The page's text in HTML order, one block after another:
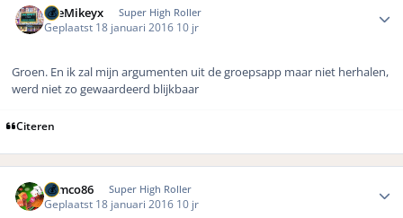
TheMikeyx Super High Roller
Geplaatst 18 januari 2016 10 jr
Groen. En ik zal mijn argumenten uit de groepsapp maar niet herhalen,
werd niet zo gewaardeerd blijkbaar
Citeren
Remco86 Super High Roller
Geplaatst 18 januari 2016 10 jr